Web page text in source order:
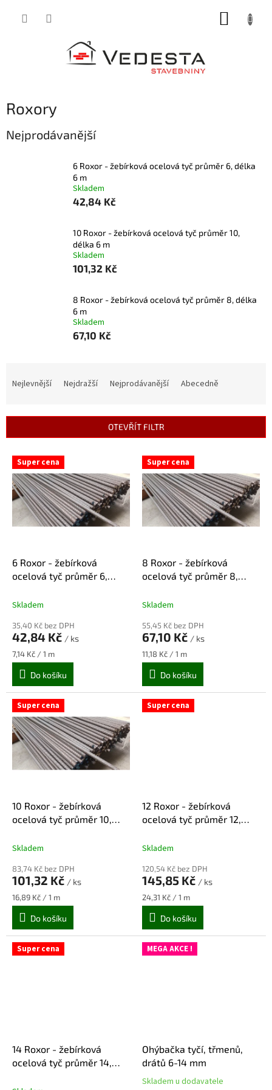
Roxory
Nejprodávanější
6 Roxor - žebírková ocelová tyč průměr 6, délka
6 m
Skladem
42,84 Kč
10 Roxor - žebírková ocelová tyč průměr 10,
délka 6 m
Skladem
101,32 Kč
8 Roxor - žebírková ocelová tyč průměr 8, délka
6 m
Skladem
67,10 Kč
í
Nejlevnější Nejdražší Nejprodávanější Abecedně
OTEVŘÍT FILTR
V
p
p
Super cena
6 Roxor - žebírková
ocelová tyč průměr 6,
Skladem
35,40 Kč bez DPH
42,84 Kč / ks
Měrná
cena:
7,14 Kč / 1 m
Do košíku
Super cena
8 Roxor - žebírková
ocelová tyč průměr 8,
Skladem
55,45 Kč bez DPH
67,10 Kč / ks
Měrná
cena:
11,18 Kč / 1 m
Do košíku
Super cena
10 Roxor - žebírková
ocelová tyč průměr 10,
Skladem
83,74 Kč bez DPH
101,32 Kč / ks
Měrná
cena:
16,89 Kč / 1 m
Do košíku
Super cena
12 Roxor - žebírková
ocelová tyč průměr 12,
Skladem
120,54 Kč bez DPH
145,85 Kč / ks
Měrná
cena:
24,31 Kč / 1 m
Do košíku
Super cena
14 Roxor - žebírková
ocelová tyč průměr 14,
MEGA AKCE !
Ohýbačka tyčí, třmenů,
drátů 6-14 mm
Průměrné
Skladem u dodavatele